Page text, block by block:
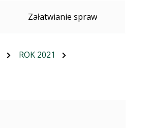
Załatwianie spraw
ROK 2021